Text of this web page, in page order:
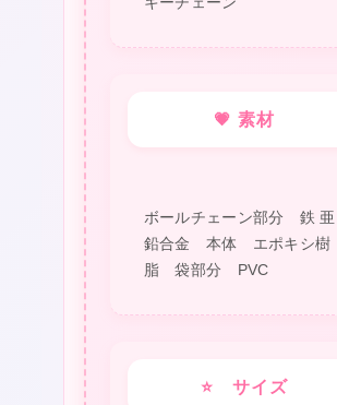
💗 素材
ボールチェーン部分 鉄 亜
鉛合金 本体 エポキシ樹
脂 袋部分 PVC
⭐ サイズ